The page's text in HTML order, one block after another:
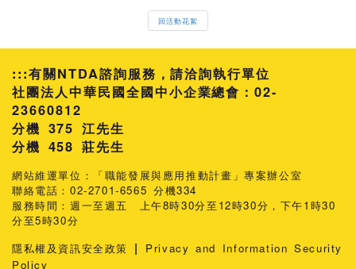
回活動花絮
:::有關NTDA諮詢服務，請洽詢執行單位
社團法人中華民國全國中小企業總會：02-
23660812
分機 375 江先生
458 莊先生
網站維運單位：「職能發展與應用推動計畫」專案辦公室
聯絡電話：02-2701-6565 分機334
服務時間：週一至週五 上午8時30分至12時30分，下午1時30
分至5時30分
隱私權及資訊安全政策 |
Privacy and Information Security
Policy